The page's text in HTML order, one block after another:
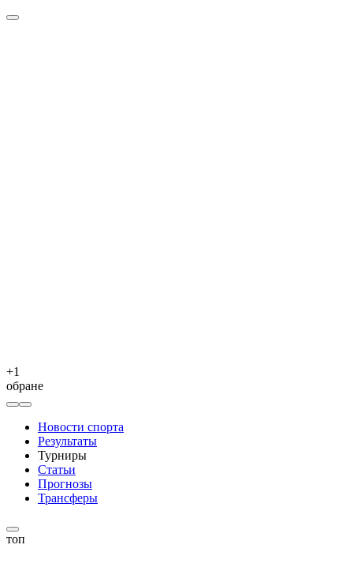
+1
обране
Новости спорта
Результаты
Турниры
Статьи
Прогнозы
Трансферы
топ